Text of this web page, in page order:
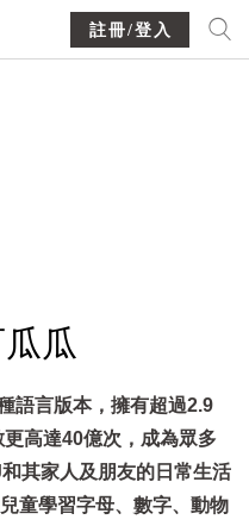
註冊/登入
瓜
語言版本，擁有超過2.9
高達40億次，成為眾多
其家人及朋友的日常生活
童學習字母、數字、動物